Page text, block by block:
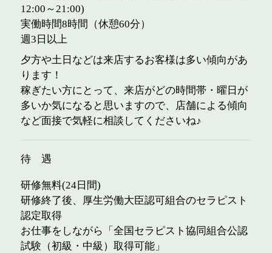
12:00～21:00)
実働時間8時間（休憩60分）
週3日以上
夕方や土日などは来店するお客様は多い傾向があ
ります！
稼ぎたい方にとって、来店がどの時間帯・曜日が
多いか気になると思いますので、店舗による傾向
など面接で気軽に相談してくださいね♪
待 遇
研修無料(24日間)
研修終了後、厚生労働大臣認可組合のセラピスト
認定取得
お仕事をしながら「全国セラピスト協同組合公認
試験（初級・中級）取得可能」